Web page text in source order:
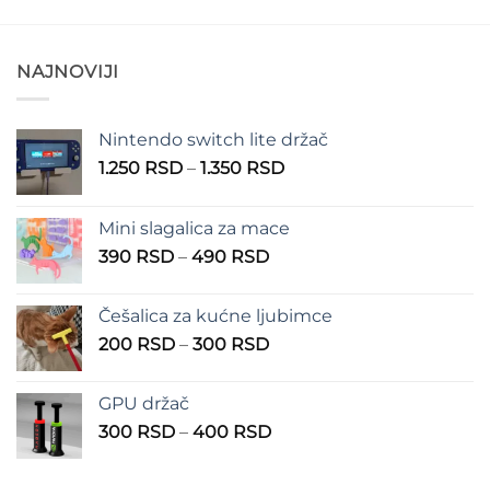
NAJNOVIJI
Nintendo switch lite držač
1.250 RSD – 1.350 RSDRaspon
1.250 RSD
Mini slagalica za mace
390 RSD – 490 RSDRaspon
390 RSD
do
Češalica za kućne ljubimce
200 RSD – 300 RSDRaspon
do
GPU držač
300 RSD – 400 RSDRaspon